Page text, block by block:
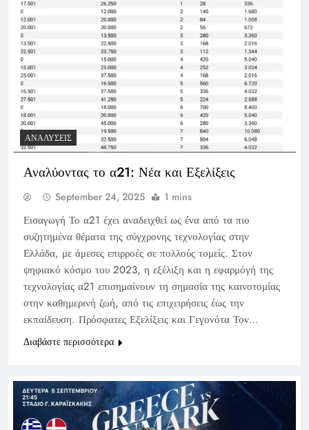
ΑΝΑΛΎΣΕΙΣ
Αναλύοντας το α21: Νέα και Εξελίξεις
September 24, 2025 1 mins
Εισαγωγή Το α21 έχει αναδειχθεί ως ένα από τα πιο
συζητημένα θέματα της σύγχρονης τεχνολογίας στην
Ελλάδα, με άμεσες επιρροές σε πολλούς τομείς. Στον
ψηφιακό κόσμο του 2023, η εξέλιξη και η εφαρμόγή της
τεχνολογίας α21 επισημαίνουν τη σημασία της καινοτομίας
στην καθημερινή ζωή, από τις επιχειρήσεις έως την
εκπαίδευση. Πρόσφατες Εξελίξεις και Γεγονότα Τον…
Διαβάστε περισσότερα